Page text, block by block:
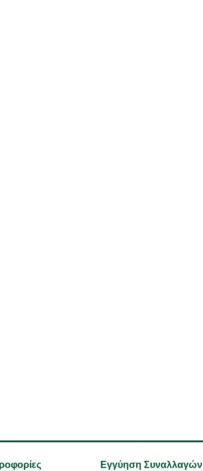
Εγγύηση Συναλλαγών